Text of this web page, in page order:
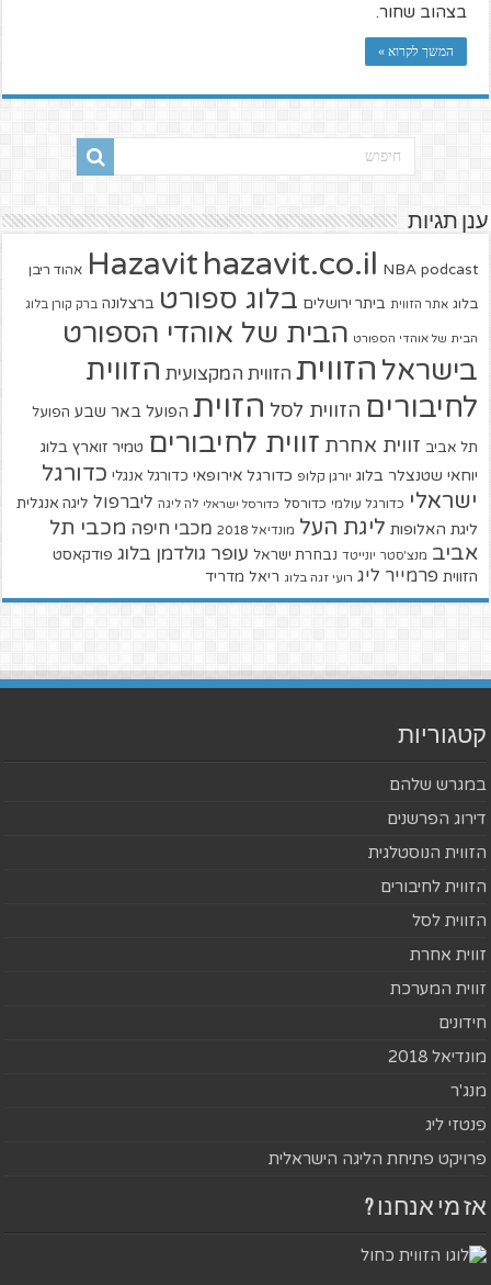
בצהוב שחור.
המשך לקרוא »
ענן תגיות
Hazavit hazavit.co.il NBA podcast אהוד ריבן
בלוג אתר הזווית ביתר ירושלים בלוג ספורט ברצלונה ברק קורן בלוג
הבית של אוהדי הספורט הבית של אוהדי הספורט
בישראל הזווית הזווית המקצועית הזווית
לחיבורים הזווית לסל הזוית הפועל באר שבע הפועל
תל אביב זווית אחרת זווית לחיבורים טמיר זוארץ בלוג
יוחאי שטנצלר בלוג יורגן קלופ כדורגל אירופאי כדורגל אנגלי כדורגל
ישראלי כדורגל עולמי כדורסל כדורסל ישראלי לה ליגה ליברפול ליגה אנגלית
ליגת האלופות ליגת העל מונדיאל 2018 מכבי חיפה מכבי תל
אביב מנצ'סטר יונייטד נבחרת ישראל עופר גולדמן בלוג פודקאסט
הזווית פרמייר ליג רועי זגה בלוג ריאל מדריד
קטגוריות
במגרש שלהם
דירוג הפרשנים
הזווית הנוסטלגית
הזווית לחיבורים
הזווית לסל
זווית אחרת
זווית המערכת
חידונים
מונדיאל 2018
מנג'ר
פנטזי ליג
פרויקט פתיחת הליגה הישראלית
אז מי אנחנו ?